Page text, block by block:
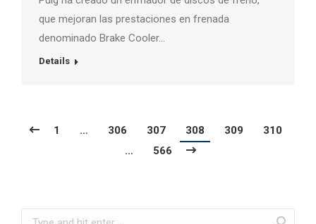
que mejoran las prestaciones en frenada
denominado Brake Cooler…
Details
1 … 306 307 308 309
310
…
566
Search: